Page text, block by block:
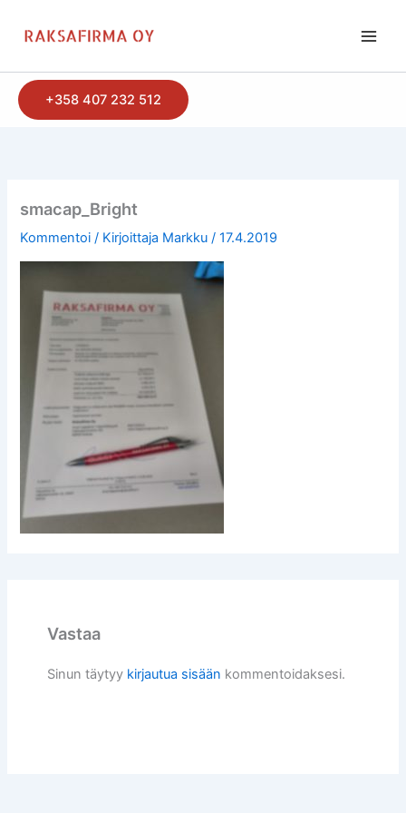
sisältöön
+358 407 232 512
smacap_Bright
Kommentoi / Kirjoittaja Markku/17.4.2019
Vastaa
Sinun täytyy kirjautua sisään kommentoidaksesi.